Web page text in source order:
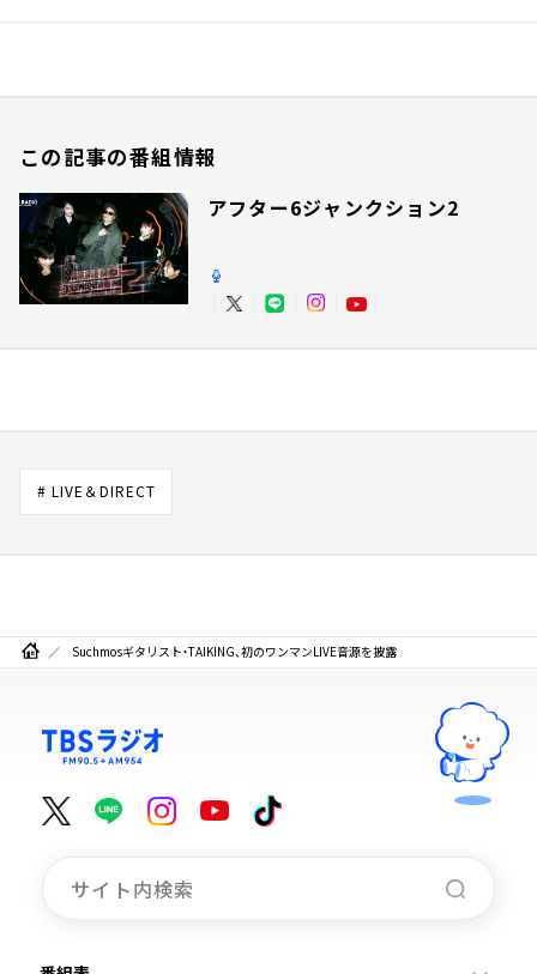
この記事の番組情報
アフター6ジャンクション2
# LIVE＆DIRECT
Suchmosギタリスト・TAIKING、初のワンマンLIVE音源を披露